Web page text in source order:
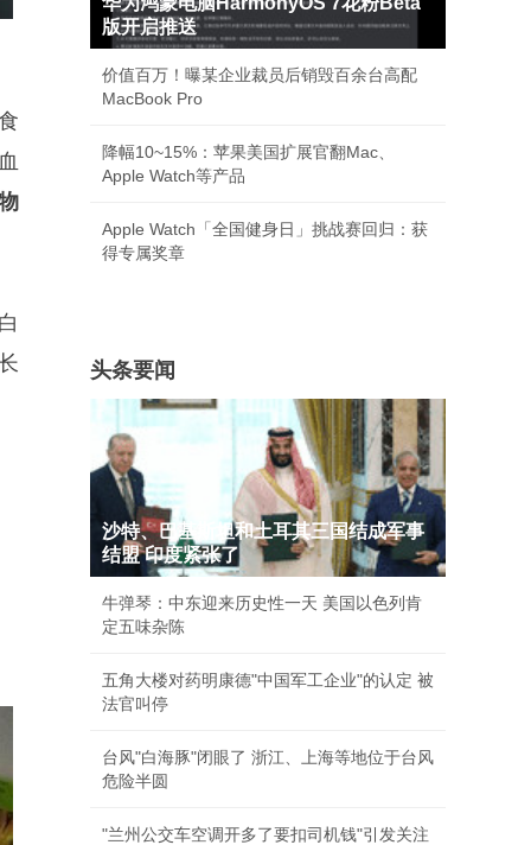
版开启推送
价值百万！曝某企业裁员后销毁百余台高配
MacBook Pro
降幅10~15%：苹果美国扩展官翻Mac、
Apple Watch等产品
Apple Watch「全国健身日」挑战赛回归：获
得专属奖章
头条要闻
沙特、巴基斯坦和土耳其三国结成军事
结盟 印度紧张了
牛弹琴：中东迎来历史性一天 美国以色列肯
定五味杂陈
五角大楼对药明康德"中国军工企业"的认定 被
法官叫停
台风"白海豚"闭眼了 浙江、上海等地位于台风
危险半圆
"兰州公交车空调开多了要扣司机钱"引发关注